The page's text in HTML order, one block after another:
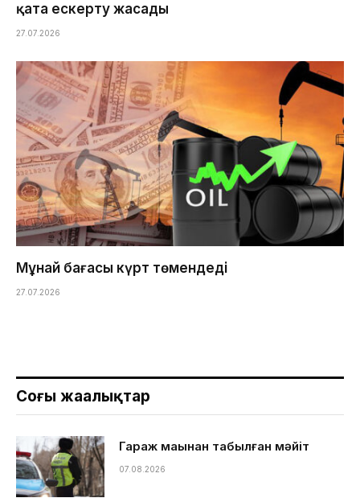
қатаң ескерту жасады
27.07.2026
Мұнай бағасы күрт төмендеді
27.07.2026
Соңғы жаңалықтар
Гараж маңынан табылған мәйіт
07.08.2026